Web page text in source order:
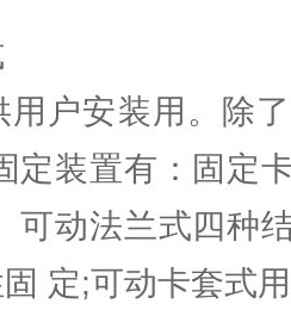
用户安装用。除
定装置有：固定
可动法兰式四种
定;可动卡套式